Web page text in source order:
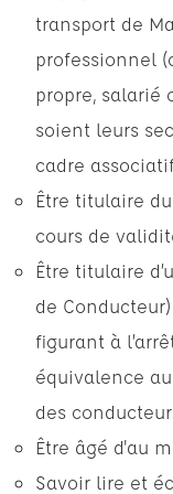
transport de
professionnel
propre, salarié
soient leurs
cadre
Être titulaire du
cours de
Être titulaire
de
figurant à
équivalence
des
Être âgé d'au
Savoir lire et